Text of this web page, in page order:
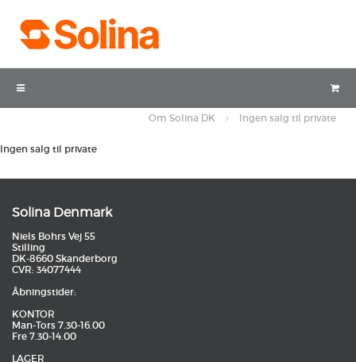
Om Solina DK Ingen salg til private
Ingen salg til private
Solina Denmark
Niels Bohrs Vej 55
Stilling
DK-8660 Skanderborg
CVR: 34077444
Åbningstider:
KONTOR
Man-Tors 7.30-16.00
Fre 7.30-14.00
LAGER